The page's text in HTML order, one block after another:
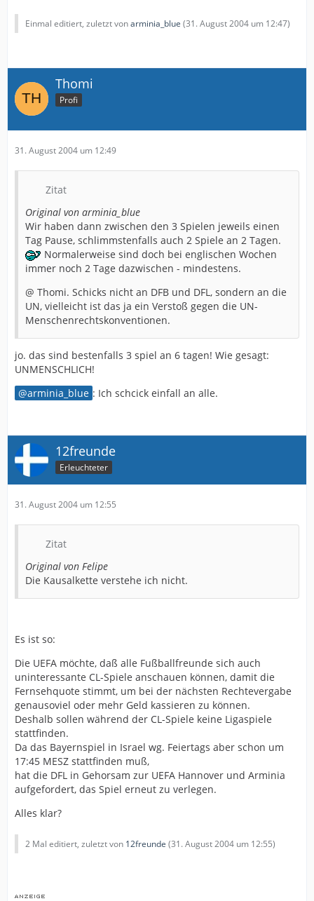
Einmal editiert, zuletzt vonarminia_blue (31. August 2004 um 12:47)
Thomi
Profi
31. August 2004 um 12:49
Zitat
Original von arminia_blue
Wir haben dann zwischen den 3 Spielen jeweils einen
Tag Pause, schlimmstenfalls auch 2 Spiele an 2 Tagen.
Normalerweise sind doch bei englischen Wochen
immer noch 2 Tage dazwischen - mindestens.
@ Thomi. Schicks nicht an DFB und DFL, sondern an die
UN, vielleicht ist das ja ein Verstoß gegen die UN-
Menschenrechtskonventionen.
jo. das sind bestenfalls 3 spiel an 6 tagen! Wie gesagt:
UNMENSCHLICH!
arminia_blue : Ich schcick einfall an alle.
12freunde
Erleuchteter
31. August 2004 um 12:55
Zitat
Original von Felipe
Die Kausalkette verstehe ich nicht.
Es ist so:
Die UEFA möchte, daß alle Fußballfreunde sich auch
uninteressante CL-Spiele anschauen können, damit die
Fernsehquote stimmt, um bei der nächsten Rechtevergabe
genausoviel oder mehr Geld kassieren zu können.
Deshalb sollen während der CL-Spiele keine Ligaspiele
stattfinden.
Da das Bayernspiel in Israel wg. Feiertags aber schon um
17:45 MESZ stattfinden muß,
hat die DFL in Gehorsam zur UEFA Hannover und Arminia
aufgefordert, das Spiel erneut zu verlegen.
Alles klar?
2 Mal editiert, zuletzt von 12freunde (31. August 2004 um 12:55)